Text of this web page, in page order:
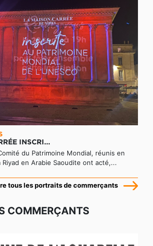
INSCRI...
du Patrimoine Mondial, réunis en
en Arabie Saoudite ont acté,...
tous les portraits de commerçants
COMMERÇANTS